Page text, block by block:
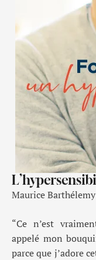
Maurice
“Ce n’est
appelé mon
parce que j’adore